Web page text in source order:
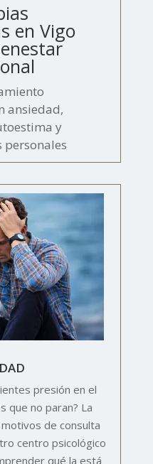
en Vigo
ansiedad,
y
personales
presión en el
que no paran? La
de consulta
centro psicológico
qué la está